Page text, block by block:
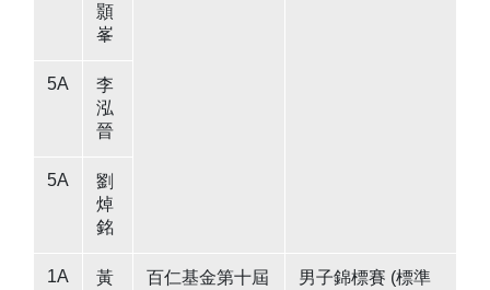
顥
峯
5A
李
泓
晉
5A
劉
焯
銘
1A
黃
百仁基金第十屆
男子錦標賽 (標準